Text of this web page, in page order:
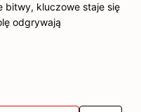
bitwy, kluczowe staje się
odgrywają